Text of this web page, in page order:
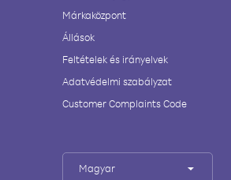
Márkaközpont
Állások
Feltételek és irányelvek
Adatvédelmi szabályzat
Customer Complaints Code
Magyar